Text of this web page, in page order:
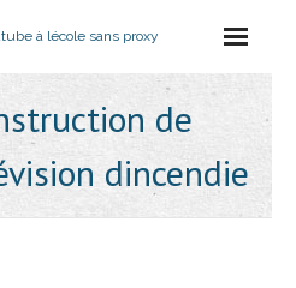
à lécole sans proxy
de
dincendie